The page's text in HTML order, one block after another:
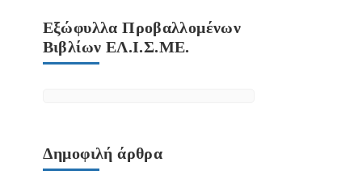
Εξώφυλλα Προβαλλομένων
Βιβλίων ΕΛ.Ι.Σ.ΜΕ.
Δημοφιλή άρθρα